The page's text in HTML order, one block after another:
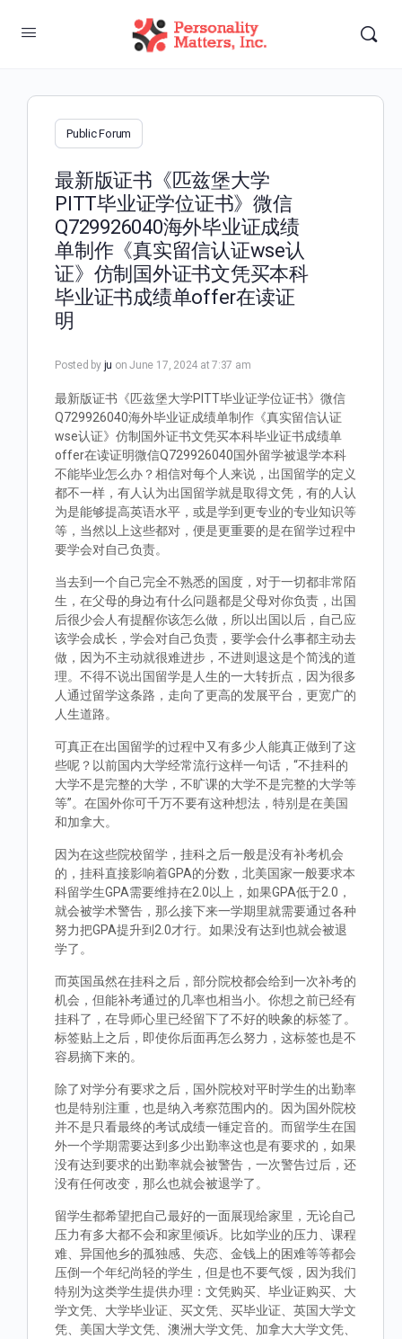
Public Forum
最新版证书《匹兹堡大学
PITT毕业证学位证书》微信
Q729926040海外毕业证成绩
单制作《真实留信认证wse认
证》仿制国外证书文凭买本科
毕业证书成绩单offer在读证
明
Posted by ju on June 17, 2024 at 7:37 am
最新版证书《匹兹堡大学PITT毕业证学位证书》微信
Q729926040海外毕业证成绩单制作《真实留信认证
wse认证》仿制国外证书文凭买本科毕业证书成绩单
offer在读证明微信Q729926040国外留学被退学本科
不能毕业怎么办？相信对每个人来说，出国留学的定义
都不一样，有人认为出国留学就是取得文凭，有的人认
为是能够提高英语水平，或是学到更专业的专业知识等
等，当然以上这些都对，便是更重要的是在留学过程中
要学会对自己负责。
当去到一个自己完全不熟悉的国度，对于一切都非常陌
生，在父母的身边有什么问题都是父母对你负责，出国
后很少会人有提醒你该怎么做，所以出国以后，自己应
该学会成长，学会对自己负责，要学会什么事都主动去
做，因为不主动就很难进步，不进则退这是个简浅的道
理。不得不说出国留学是人生的一大转折点，因为很多
人通过留学这条路，走向了更高的发展平台，更宽广的
人生道路。
可真正在出国留学的过程中又有多少人能真正做到了这
些呢？以前国内大学经常流行这样一句话，“不挂科的
大学不是完整的大学，不旷课的大学不是完整的大学等
等”。在国外你可千万不要有这种想法，特别是在美国
和加拿大。
因为在这些院校留学，挂科之后一般是没有补考机会
的，挂科直接影响着GPA的分数，北美国家一般要求本
科留学生GPA需要维持在2.0以上，如果GPA低于2.0，
就会被学术警告，那么接下来一学期里就需要通过各种
努力把GPA提升到2.0才行。如果没有达到也就会被退
学了。
而英国虽然在挂科之后，部分院校都会给到一次补考的
机会，但能补考通过的几率也相当小。你想之前已经有
挂科了，在导师心里已经留下了不好的映象的标签了。
标签贴上之后，即使你后面再怎么努力，这标签也是不
容易摘下来的。
除了对学分有要求之后，国外院校对平时学生的出勤率
也是特别注重，也是纳入考察范围内的。因为国外院校
并不是只看最终的考试成绩一锤定音的。而留学生在国
外一个学期需要达到多少出勤率这也是有要求的，如果
没有达到要求的出勤率就会被警告，一次警告过后，还
没有任何改变，那么也就会被退学了。
留学生都希望把自己最好的一面展现给家里，无论自己
压力有多大都不会和家里倾诉。比如学业的压力、课程
难、异国他乡的孤独感、失恋、金钱上的困难等等都会
压倒一个年纪尚轻的学生，但是也不要气馁，因为我们
特别为这类学生提供办理：文凭购买、毕业证购买、大
学文凭、大学毕业证、买文凭、买毕业证、英国大学文
凭、美国大学文凭、澳洲大学文凭、加拿大大学文凭、